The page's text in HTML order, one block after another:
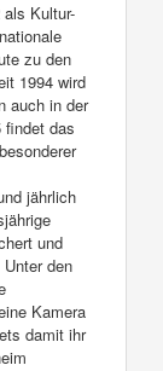
Kultur-
zu den
1994 wird
auch in der
findet das
jährlich
und
den
Kamera
damit ihr